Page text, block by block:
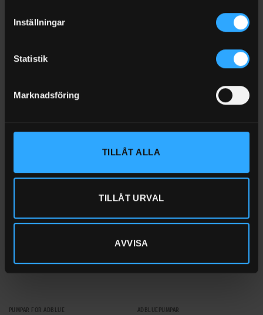
Inställningar
Statistik
Marknadsföring
TILLÅT ALLA
TILLÅT URVAL
AVVISA
PUMPAR FÖR ADBLUE ADBLUEPUMPAR